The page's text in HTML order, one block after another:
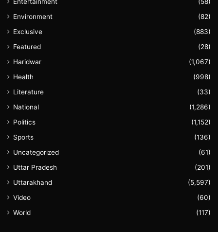
Environment
(82)
Exclusive
(883)
Featured
(28)
Haridwar
(1,067)
Health
(998)
Literature
(33)
National
(1,286)
Politics
(1,152)
Sports
(136)
Uncategorized
(61)
Uttar Pradesh
(201)
Uttarakhand
(5,597)
Video
(60)
World
(117)